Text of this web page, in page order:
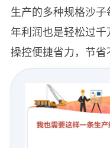
生产的多种规格沙子
年利润也是轻松过
操控便捷省力，节省